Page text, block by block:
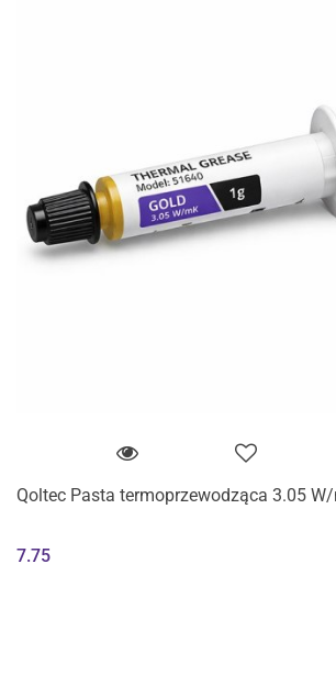
Qoltec Pasta termoprzewodząca 3.05 W/
7.75